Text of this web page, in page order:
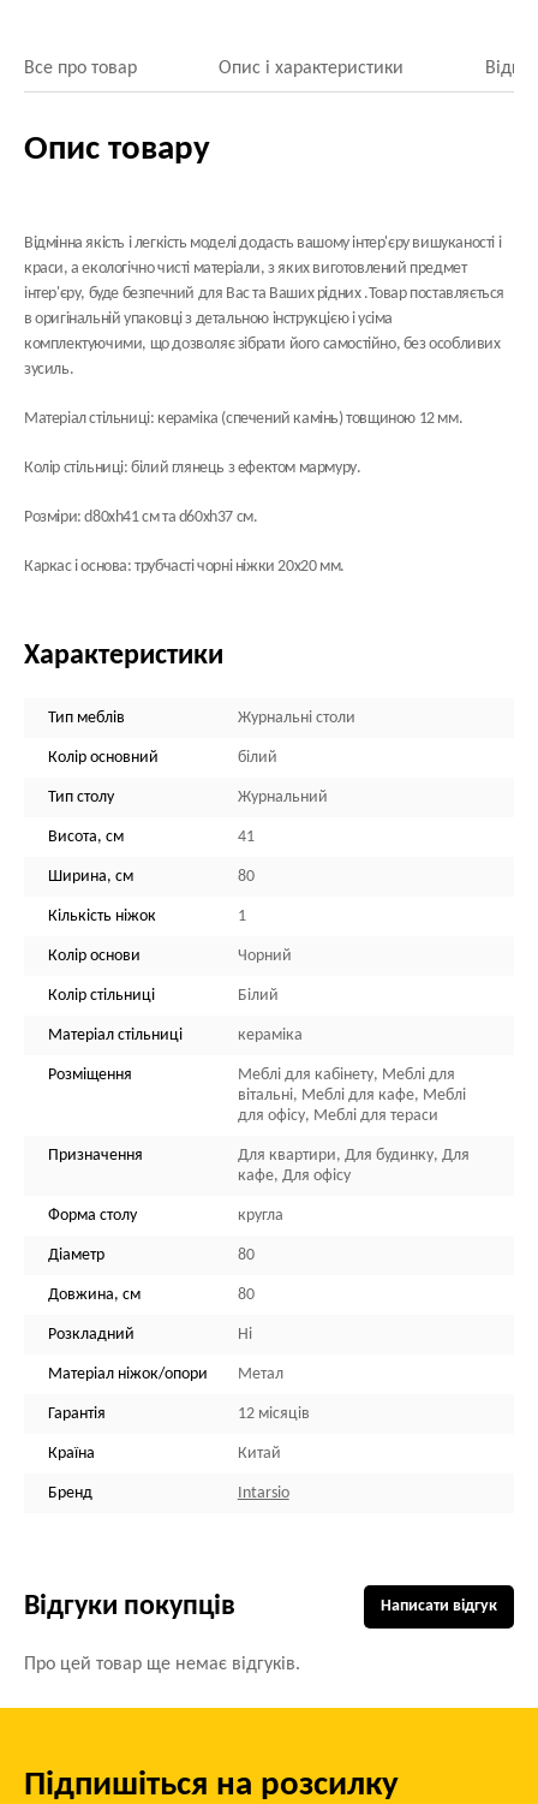
Все про товар Опис і характеристики
Опис товару
Відмінна якість і легкість моделі додасть вашому інтер'єру вишуканості і
краси, а екологічно чисті матеріали, з яких виготовлений предмет
інтер'єру, буде безпечний для Вас та Ваших рідних .Товар поставляється
в оригінальній упаковці з детальною інструкцією і усіма
комплектуючими, що дозволяє зібрати його самостійно, без особливих
зусиль.
Матеріал стільниці: кераміка (спечений камінь) товщиною 12 мм.
Колір стільниці: білий глянець з ефектом мармуру.
Розміри: d80xh41 см та d60xh37 см.
Каркас і основа: трубчасті чорні ніжки 20x20 мм.
Характеристики
Тип меблів Журнальні столи
Колір основний білий
Тип столу Журнальний
Висота, см 41
Ширина, см 80
Кількість ніжок 1
Колір основи Чорний
Колір стільниці Білий
Матеріал стільниці кераміка
Розміщення
Меблі для кабінету, Меблі для
вітальні, Меблі для кафе, Меблі
для офісу, Меблі для тераси
Призначення
Для квартири, Для будинку, Для
кафе, Для офісу
Форма столу кругла
Діаметр 80
Довжина, см 80
Розкладний Ні
Матеріал ніжок/опори Метал
Гарантія 12 місяців
Країна Китай
Бренд Intarsio
Відгуки покупців
Про цей товар ще немає відгуків.
Написати відгук
Підпишіться на розсилку